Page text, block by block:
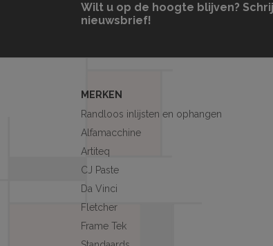
Wilt u op de hoogte blijven?
nieuwsbrief!
MERKEN
Randloos inlijsten en ophangen
Alfamacchine
Artiteq
CJ Paste
Da Vinci
Fletcher
Frame Tek